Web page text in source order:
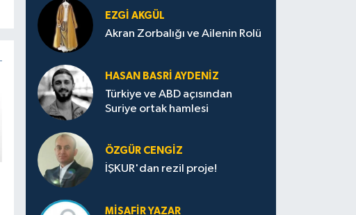
EZGI AKGÜL
Akran Zorbalığı ve Ailenin Rolü
HASAN BASRI AYDENIZ
Türkiye ve ABD açısından
Suriye ortak hamlesi
ÖZGÜR CENGIZ
İŞKUR'dan rezil proje!
MISAFIR YAZAR